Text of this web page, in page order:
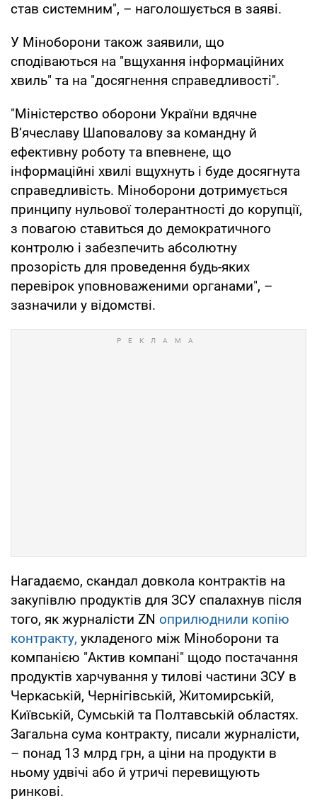
став системним", – наголошується в заяві.
У Міноборони також заявили, що
сподіваються на "вщухання інформаційних
хвиль" та на "досягнення справедливості".
"Міністерство оборони України вдячне
В’ячеславу Шаповалову за командну й
ефективну роботу та впевнене, що
інформаційні хвилі вщухнуть і буде досягнута
справедливість. Міноборони дотримується
принципу нульової толерантності до корупції,
з повагою ставиться до демократичного
контролю і забезпечить абсолютну
прозорість для проведення будь-яких
перевірок уповноваженими органами", –
зазначили у відомстві.
Нагадаємо, скандал довкола контрактів на
закупівлю продуктів для ЗСУ спалахнув після
того, як журналісти ZN оприлюднили копію
контракту, укладеного між Міноборони та
компанією "Актив компані" щодо постачання
продуктів харчування у тилові частини ЗСУ в
Черкаській, Чернігівській, Житомирській,
Київській, Сумській та Полтавській областях.
Загальна сума контракту, писали журналісти,
– понад 13 млрд грн, а ціни на продукти в
ньому удвічі або й утричі перевищують
ринкові.